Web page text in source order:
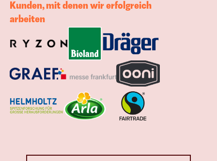
Kunden, mit denen wir erfolgreich
arbeiten